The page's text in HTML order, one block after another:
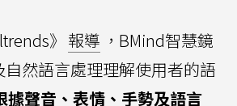
》 報導 ，BMind智慧鏡
然語言處理理解使用者的語
據聲音、表情、手勢及語言